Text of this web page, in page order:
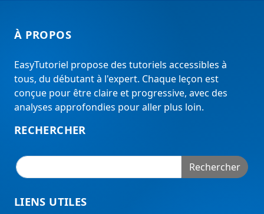
À PROPOS
EasyTutoriel propose des tutoriels accessibles à
tous, du débutant à l'expert. Chaque leçon est
conçue pour être claire et progressive, avec des
analyses approfondies pour aller plus loin.
RECHERCHER
Rechercher
LIENS UTILES